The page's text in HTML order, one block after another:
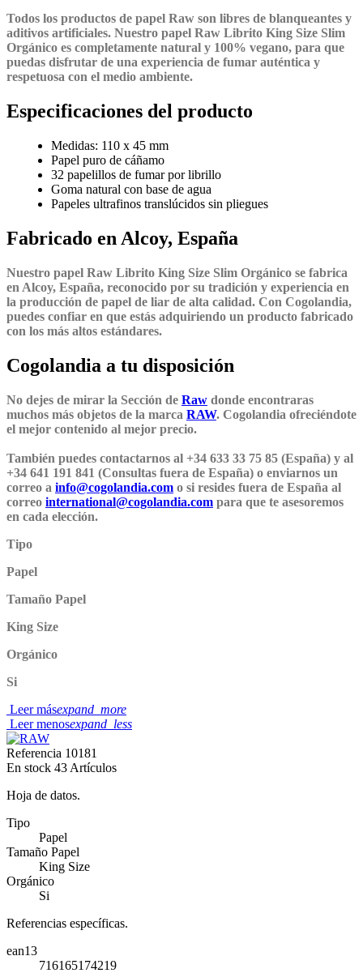
Todos los productos de papel Raw son libres de blanqueantes y
aditivos artificiales. Nuestro papel Raw Librito King Size Slim
Orgánico es completamente natural y 100% vegano, para que
puedas disfrutar de una experiencia de fumar auténtica y
respetuosa con el medio ambiente.
Especificaciones del producto
Medidas: 110 x 45 mm
Papel puro de cáñamo
32 papelillos de fumar por librillo
Goma natural con base de agua
Papeles ultrafinos translúcidos sin pliegues
Fabricado en Alcoy, España
Nuestro papel Raw Librito King Size Slim Orgánico se fabrica
en Alcoy, España, reconocido por su tradición y experiencia en
la producción de papel de liar de alta calidad. Con Cogolandia,
puedes confiar en que estás adquiriendo un producto fabricado
con los más altos estándares.
Cogolandia a tu disposición
No dejes de mirar la Sección de Raw donde encontraras
muchos más objetos de la marca RAW. Cogolandia ofreciéndote
el mejor contenido al mejor precio.
También puedes contactarnos al +34 633 33 75 85 (España) y al
+34 641 191 841 (Consultas fuera de España) o enviarnos un
correo a info@cogolandia.com o si resides fuera de España al
correo international@cogolandia.com para que te asesoremos
en cada elección.
Tipo
Papel
Tamaño Papel
King Size
Orgánico
Si
Leer másexpand_more
Leer menosexpand_less
Referencia 10181
En stock 43 Artículos
Hoja de datos.
Tipo
Papel
Tamaño Papel
King Size
Orgánico
Si
Referencias específicas.
ean13
716165174219